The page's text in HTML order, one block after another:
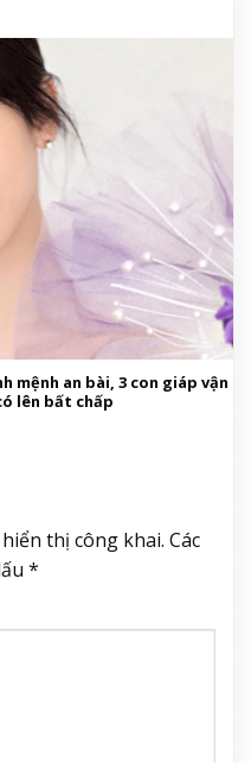
mệnh an bài, 3 con giáp vận
lên bất chấp
thị công khai. Các
*